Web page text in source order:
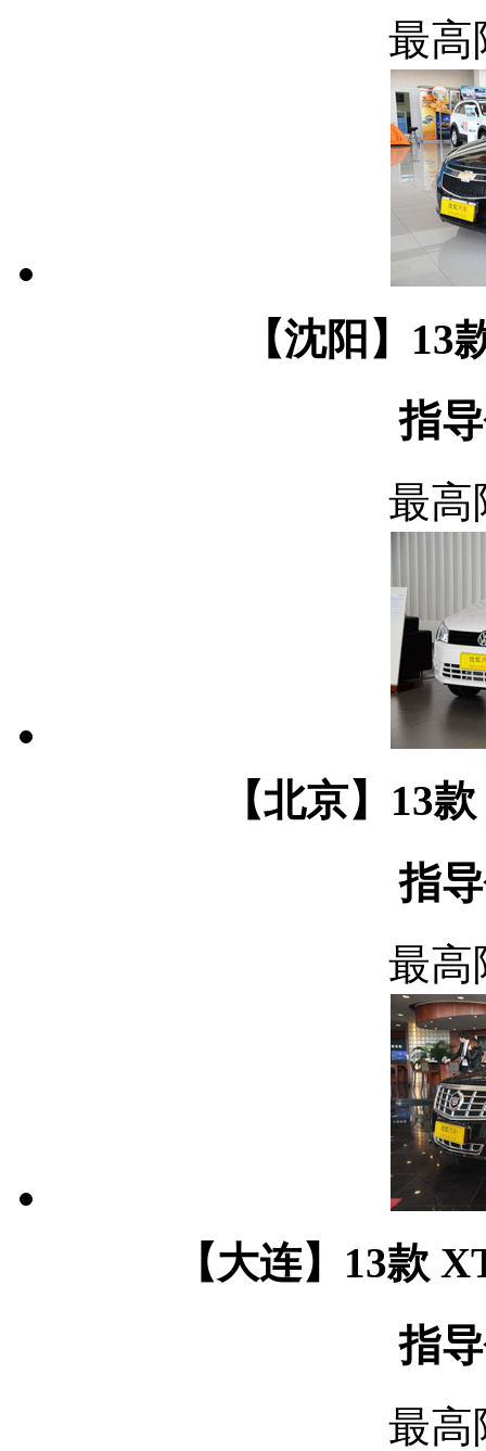
最高
【沈阳】13
指
最高
【北京】13
指
最高
【大连】13款
指
最高